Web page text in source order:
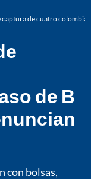
captura de cuatro
de B
con bolsas,